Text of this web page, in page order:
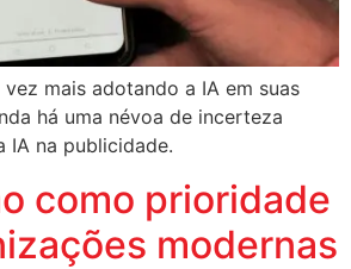
mais adotando a IA em suas
há uma névoa de incerteza
IA na publicidade.
como prioridade
modernas